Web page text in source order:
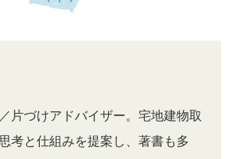
片づけアドバイザー。宅地建物取
考と仕組みを提案し、著書も多